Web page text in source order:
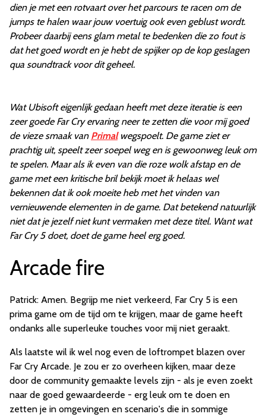
dien je met een rotvaart over het parcours te racen om de
jumps te halen waar jouw voertuig ook even geblust wordt.
Probeer daarbij eens glam metal te bedenken die zo fout is
dat het goed wordt en je hebt de spijker op de kop geslagen
qua soundtrack voor dit geheel.
Wat Ubisoft eigenlijk gedaan heeft met deze iteratie is een
zeer goede Far Cryervaring neer te zetten die voor mij goed
de vieze smaak van Primalwegspoelt. De game ziet er
prachtig uit, speelt zeer soepel weg en is gewoonweg leuk om
te spelen. Maar als ik even van die roze wolk afstap en de
game met een kritische bril bekijk moet ik helaas wel
bekennen dat ik ook moeite heb met het vinden van
vernieuwende elementen in de game. Dat betekend natuurlijk
niet dat je jezelf niet kunt vermaken met deze titel. Want wat
Far Cry 5 doet, doet de game heel erg goed.
Arcade fire
Patrick: Amen. Begrijp me niet verkeerd, Far Cry 5 is een
prima game om de tijd om te krijgen, maar de game heeft
ondanks alle superleuke touches voor mij niet geraakt.
Als laatste wil ik wel nog even de loftrompet blazen over
Far Cry Arcade. Je zou er zo overheen kijken, maar deze
door de community gemaakte levels zijn - als je even zoekt
naar de goed gewaardeerde - erg leuk om te doen en
zetten je in omgevingen en scenario's die in sommige